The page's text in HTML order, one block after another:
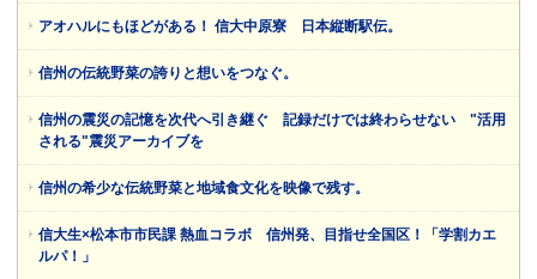
アオハルにもほどがある！ 信大中原寮 日本縦断駅伝。
信州の伝統野菜の誇りと想いをつなぐ。
信州の震災の記憶を次代へ引き継ぐ 記録だけでは終わらせない "活用
される"震災アーカイブを
信州の希少な伝統野菜と地域食文化を映像で残す。
信大生×松本市市民課 熱血コラボ 信州発、目指せ全国区！「学割カエ
ルパ！」